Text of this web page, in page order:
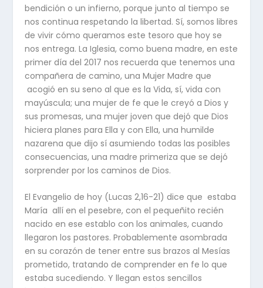
bendición o un infierno, porque junto al tiempo se
nos continua respetando la libertad. Sí, somos libres
de vivir cómo queramos este tesoro que hoy se
nos entrega. La Iglesia, como buena madre, en este
primer día del 2017 nos recuerda que tenemos una
compañera de camino, una Mujer Madre que
acogió en su seno al que es la Vida, sí, vida con
mayúscula; una mujer de fe que le creyó a Dios y
sus promesas, una mujer joven que dejó que Dios
hiciera planes para Ella y con Ella, una humilde
nazarena que dijo sí asumiendo todas las posibles
consecuencias, una madre primeriza que se dejó
sorprender por los caminos de Dios.
El Evangelio de hoy (Lucas 2,16-21) dice que estaba
María allí en el pesebre, con el pequeñito recién
nacido en ese establo con los animales, cuando
llegaron los pastores. Probablemente asombrada
en su corazón de tener entre sus brazos al Mesías
prometido, tratando de comprender en fe lo que
estaba sucediendo. Y llegan estos sencillos